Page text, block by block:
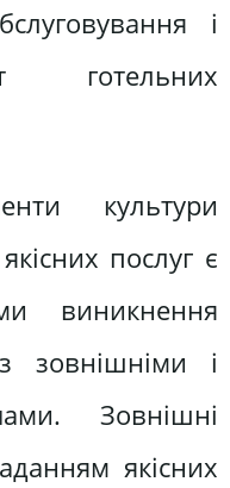
і
готельних
культури
послуг є
виникнення
зовнішніми і
Зовнішні
якісних